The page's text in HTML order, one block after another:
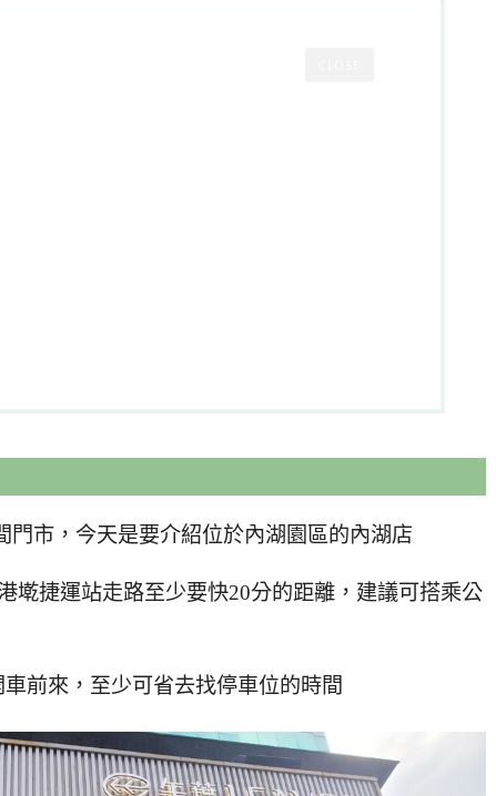
門市，今天是要介紹位於內湖園區的內湖店
墘捷運站走路至少要快20分的距離，建議可搭乘公
前來，至少可省去找停車位的時間